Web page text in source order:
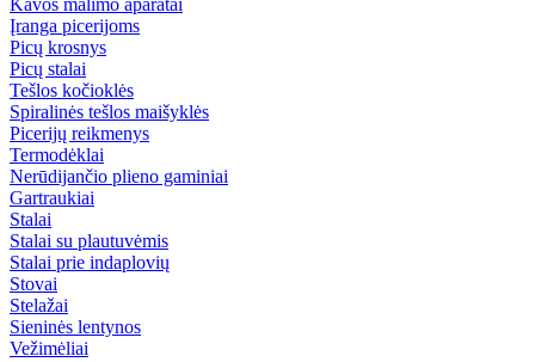
Kavos malimo aparatai
Įranga picerijoms
Picų krosnys
Picų stalai
Tešlos kočioklės
Spiralinės tešlos maišyklės
Picerijų reikmenys
Termodėklai
Nerūdijančio plieno gaminiai
Gartraukiai
Stalai
Stalai su plautuvėmis
Stalai prie indaplovių
Stovai
Stelažai
Sieninės lentynos
Vežimėliai